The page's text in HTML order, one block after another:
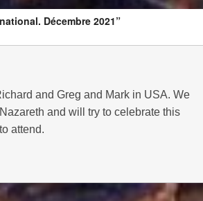
Décembre 2021”
and Greg and Mark in USA. We
and will try to celebrate this
attend.